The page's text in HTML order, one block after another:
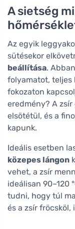
A sietség
Az egyik
sütésekor
beállítása.
folyamatot, teljes
fokozaton
eredmény? A
elsötétül, és a
kapunk.
Ideális esetben
közepes lángon
vehet, a zsír
ideálisan 90–120
tudni, hogy túl
és a zsír fröcsköl,